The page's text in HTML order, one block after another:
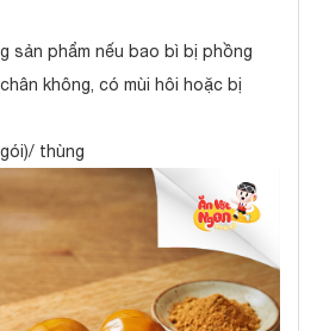
sản phẩm nếu bao bì bị phồng
không, có mùi hôi hoặc bị
thùng